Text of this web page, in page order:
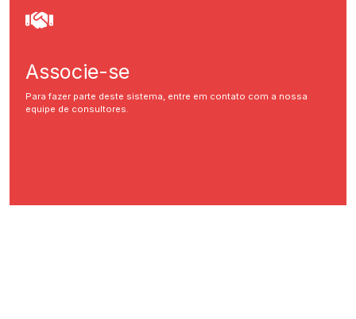
Associe-se
Para fazer parte deste sistema, entre em contato com a nossa
equipe de consultores.